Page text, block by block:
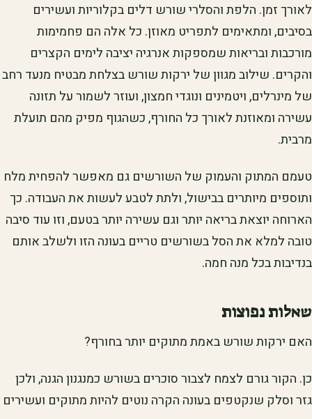
לאורך זמן. הלפת והסלרי שורש דלים בקלוריות ועשירים
בסיבים, ומתאימים לתפריט מאוזן. כל אלה הם פחמימות
מורכבות ובריאות שמספקות אנרגיה יציבה לימים הקצרים
והקרים. שילוב מגוון של ירקות שורש בצלחת מבטיח מנעד רחב
של מינרלים, ויטמינים ונוגדי חמצון, ועוזר לשמור על תזונה
עשירה ומאוזנת לאורך כל החורף, כשהגוף מפיק מהם תועלת
מרבית.
טעמם המתוק והעמוק של השורשים גם מאפשר להפחית מלח
ותוספים מיותרים בבישול, ולתת לטבע לעשות את העבודה. כך
הארוחה יוצאת בריאה יותר וגם עשירה יותר בטעם, וזו עוד סיבה
טובה למלא את הסל בשורשים טריים בעונה הזו ולשלב אותם
בנדיבות בכל מנה חמה.
שאלות נפוצות
האם ירקות שורש באמת מתוקים יותר בחורף?
כן. הקור גורם לצמח לצבור סוכרים בשורש כמנגנון הגנה, ולכן
גזר וסלק שנקטפים בעונה הקרה נוטים להיות מתוקים ועשירים